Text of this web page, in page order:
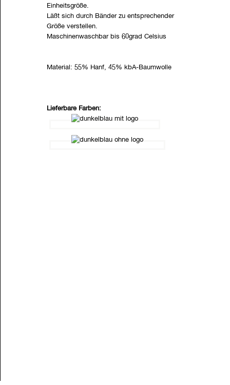
Einheitsgröße.
Läßt sich durch Bänder zu entsprechender
Größe verstellen.
Maschinenwaschbar bis 60grad Celsius
Material: 55% Hanf, 45% kbA-Baumwolle
Lieferbare Farben: